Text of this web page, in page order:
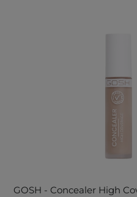
GOSH - Concealer High